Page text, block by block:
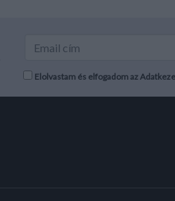
Elolvastam és elfogadom az